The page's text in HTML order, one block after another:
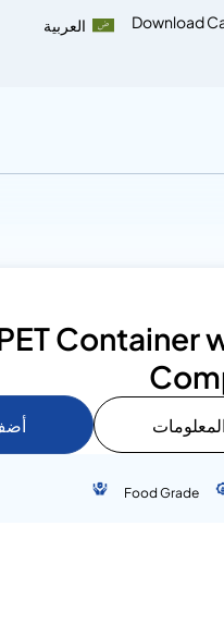
Download العربية
Container
Food Grade